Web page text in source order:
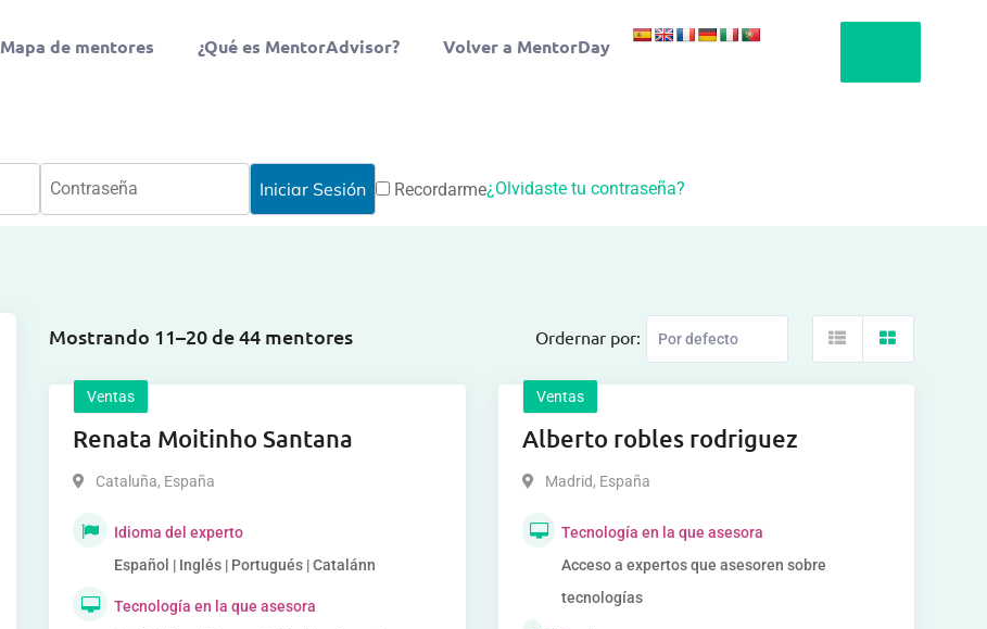
Mapa de mentores ¿Qué es MentorAdvisor? Volver a MentorDay
Recordarme¿Olvidaste tu contraseña?
Mostrando 11–20 de 44 mentores Ordernar por:
Ventas
Renata Moitinho Santana
Cataluña, España
Idioma del experto
Español | Inglés | Portugués | Catalánn
Tecnología en la que asesora
Ventas
Alberto robles rodriguez
Madrid, España
Tecnología en la que asesora
Acceso a expertos que asesoren sobre
tecnologías